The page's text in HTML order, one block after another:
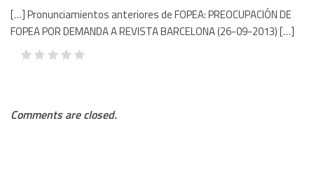
[…] Pronunciamientos anteriores de FOPEA: PREOCUPACIÓN DE
FOPEA POR DEMANDA A REVISTA BARCELONA (26-09-2013) […]
Comments are closed.